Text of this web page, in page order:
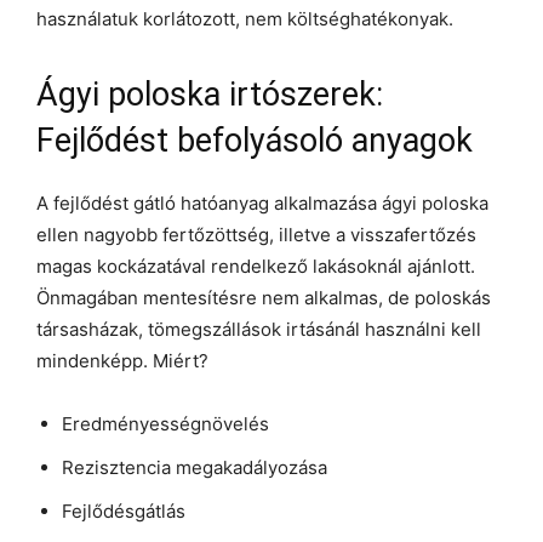
használatuk korlátozott, nem költséghatékonyak.
Ágyi poloska irtószerek:
Fejlődést befolyásoló anyagok
A fejlődést gátló hatóanyag alkalmazása ágyi poloska
ellen nagyobb fertőzöttség, illetve a visszafertőzés
magas kockázatával rendelkező lakásoknál ajánlott.
Önmagában mentesítésre nem alkalmas, de poloskás
társasházak, tömegszállások irtásánál használni kell
mindenképp. Miért?
Eredményességnövelés
Rezisztencia megakadályozása
Fejlődésgátlás